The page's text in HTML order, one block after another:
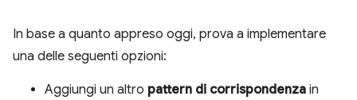
In base a quanto appreso oggi, prova a implementare
una delle seguenti opzioni:
Aggiungi un altro pattern di corrispondenza in